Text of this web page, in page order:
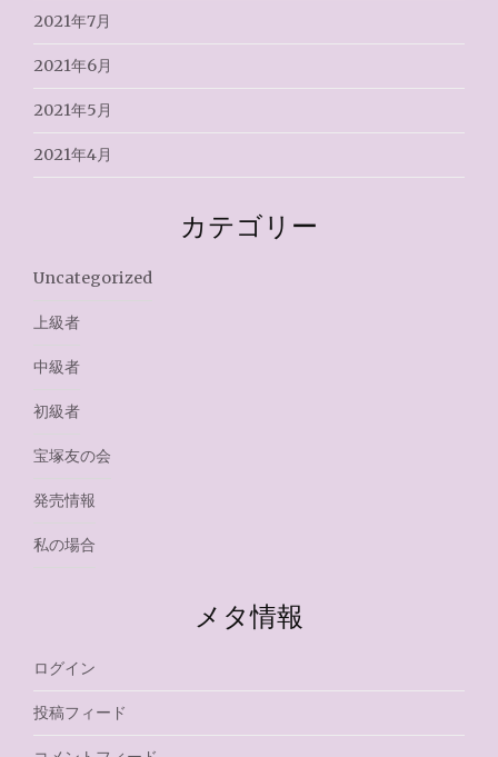
2021年7月
2021年6月
2021年5月
2021年4月
カテゴリー
Uncategorized
上級者
中級者
初級者
宝塚友の会
発売情報
私の場合
メタ情報
ログイン
投稿フィード